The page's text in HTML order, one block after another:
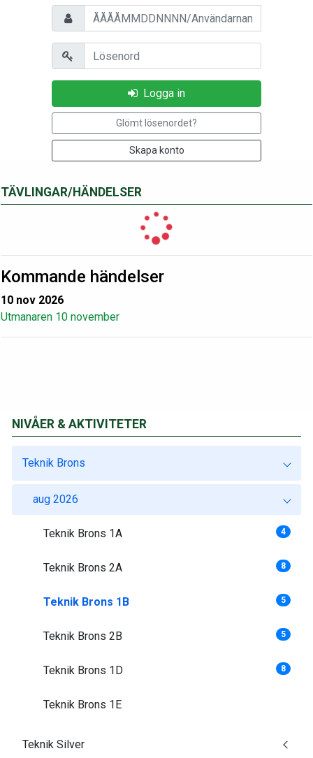
TÄVLINGAR/HÄNDELSER
Kommande händelser
10 nov 2026
Utmanaren 10 november
Personnummer/Användarnamn
Lösenord
Logga in
Glömt lösenordet?
Skapa konto
NIVÅER & AKTIVITETER
Teknik Brons
aug 2026
Teknik Brons 1A 4
Teknik Brons 2A 8
Teknik Brons 1B 5
Teknik Brons 2B 5
Teknik Brons 1D 8
Teknik Brons 1E
Teknik Silver